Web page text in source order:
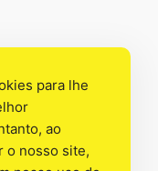
para lhe
ao
o nosso site,